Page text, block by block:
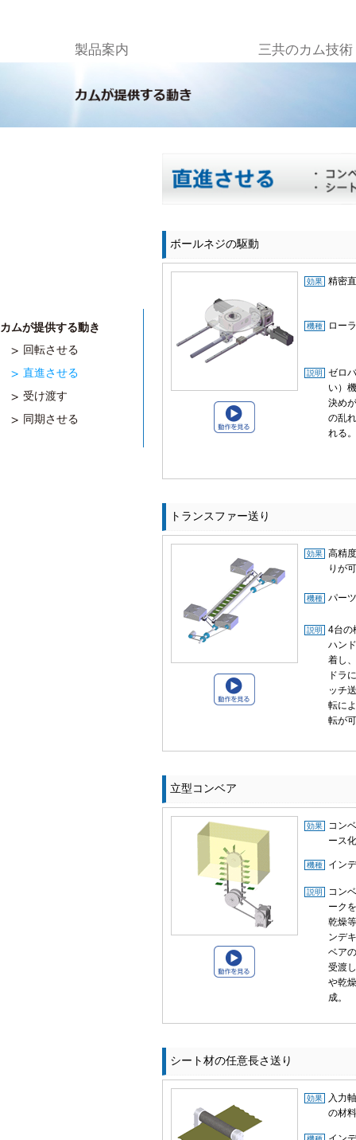
製品案内 三共のカム技術
カムが提供する動き
回転させる
直進させる
受け渡す
同期させる
ボールネジの駆動
効果 精密
機種 ロー
説明
ゼロ
い）
決め
の乱
れる。
トランスファー送り
効果
高精
りが
機種 パー
説明
4台の
ハン
着し
ドラ
ッチ
転に
転が
立型コンベア
効果
コン
ース
機種 イン
説明
コン
ーク
乾燥
ンデ
ベア
受渡
や乾
成。
シート材の任意長さ送り
効果
入力
の材